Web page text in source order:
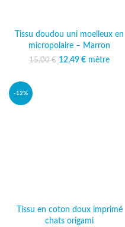
Tissu doudou uni moelleux en
micropolaire – Marron
15,00€ Le prix initial était :
12,49 €
Le prix
mètre
-12%
Tissu en coton doux imprimé
chats origami